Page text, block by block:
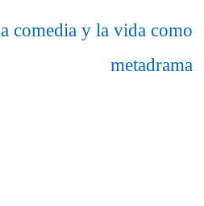
comedia y la vida como
metadrama